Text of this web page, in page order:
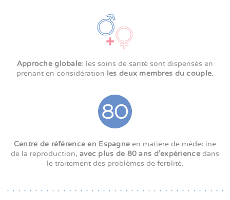
Approche globale: les soins de santé sont dispensés en
prenant en considération les deux membres du couple.
Centre de référence en Espagne en matière de médecine
de la reproduction,avec plus de 80 ans d'expériencedans
le traitement des problèmes de fertilité.